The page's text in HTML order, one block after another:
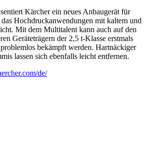
Kärcher ein neues Anbaugerät für
Hochdruckanwendungen mit kaltem und
Mit dem Multitalent kann auch auf den
Geräteträgern der 2,5 t-Klasse erstmals
bekämpft werden. Hartnäckiger
lassen sich ebenfalls leicht entfernen.
de/